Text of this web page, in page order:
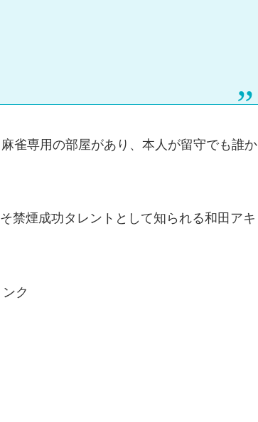
雀専用の部屋があり、本人が留守でも誰か
禁煙成功タレントとして知られる和田アキ
ク